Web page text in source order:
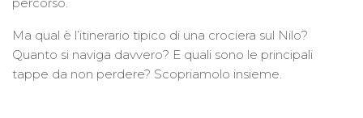
Ma qual è l’itinerario tipico di una crociera sul Nilo?
Quanto si naviga davvero? E quali sono le principali
tappe da non perdere? Scopriamolo insieme.